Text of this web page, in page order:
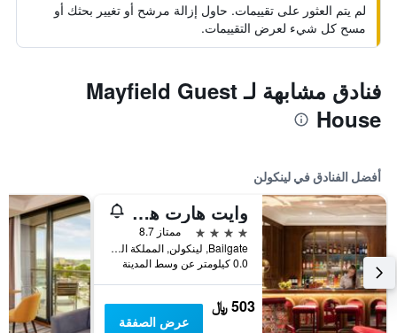
لم يتم العثور على تقييمات. حاول إزالة مرشح أو تغيير بحثك أو
مسح كل شيء لعرض التقييمات.
فنادق مشابهة لـ Mayfield Guest
House
أفضل الفنادق في لينكولن
وايت هارت هوتل
4 نجوم
ممتاز 8.7
Bailgate, لينكولن, المملكة المتحدة
0.0 كيلومتر عن وسط المدينة
503 ﷼
عرض الصفقة